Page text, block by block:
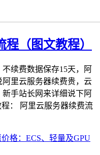
（图文教程）
续费数据保存15天，阿
里云服务器续费贵，云
手站长网来详细说下阿
： 阿里云服务器续费流
格：ECS、轻量及GPU